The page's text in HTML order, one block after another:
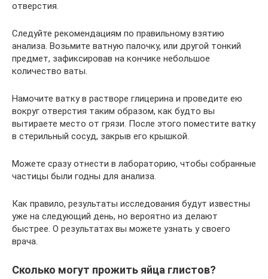
отверстия.
Следуйте рекомендациям по правильному взятию
анализа. Возьмите ватную палочку, или другой тонкий
предмет, зафиксировав на кончике небольшое
количество ваты.
Намочите ватку в растворе глицерина и проведите ею
вокруг отверстия таким образом, как будто вы
вытираете место от грязи. После этого поместите ватку
в стерильный сосуд, закрыв его крышкой.
Можете сразу отнести в лабораторию, чтобы собранные
частицы были годны для анализа.
Как правило, результаты исследования будут известны
уже на следующий день, но вероятно из делают
быстрее. О результатах вы можете узнать у своего
врача.
Сколько могут прожить яйца глистов?